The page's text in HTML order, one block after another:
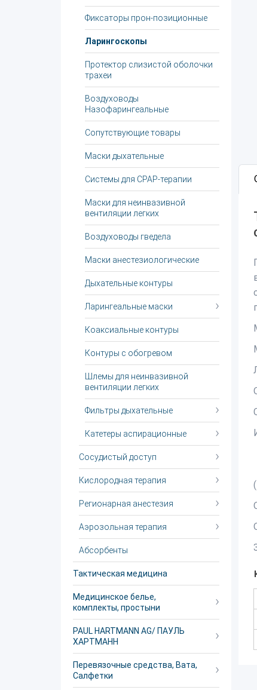
Фиксаторы прон-позиционные
Ларингоскопы
Протектор слизистой оболочки
трахеи
Воздуховоды
Назофарингеальные
Сопутствующие товары
Маски дыхательные
Системы для CPAP-терапии
Маски для неинвазивной
вентиляции легких
Воздуховоды гведела
Маски анестезиологические
Дыхательные контуры
Ларингеальные маски
Коаксиальные контуры
Контуры с обогревом
Шлемы для неинвазивной
вентиляции легких
Фильтры дыхательные
Катетеры аспирационные
Сосудистый доступ
Кислородная терапия
Регионарная анестезия
Аэрозольная терапия
Абсорбенты
Тактическая медицина
Медицинское белье,
комплекты, простыни
PAUL HARTMANN AG/ ПАУЛЬ
ХАРТМАНН
Перевязочные средства, Вата,
Салфетки